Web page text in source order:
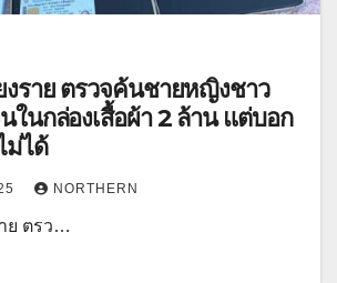
งราย ตรวจค้นชายหญิงชาว
ในกล่องเสื้อผ้า 2 ล้าน แต่บอก
ม่ได้
NORTHERN
ย ตรว…